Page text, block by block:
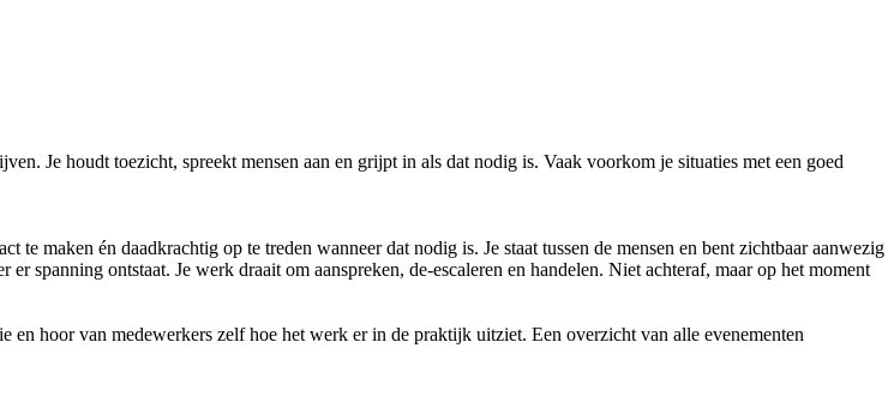
Je houdt toezicht, spreekt mensen aan en grijpt in als dat nodig is. Vaak voorkom je situaties met een goed
maken én daadkrachtig op te treden wanneer dat nodig is. Je staat tussen de mensen en bent zichtbaar aanwezig
spanning ontstaat. Je werk draait om aanspreken, de-escaleren en handelen. Niet achteraf, maar op het moment
en hoor van medewerkers zelf hoe het werk er in de praktijk uitziet. Een overzicht van alle evenementen